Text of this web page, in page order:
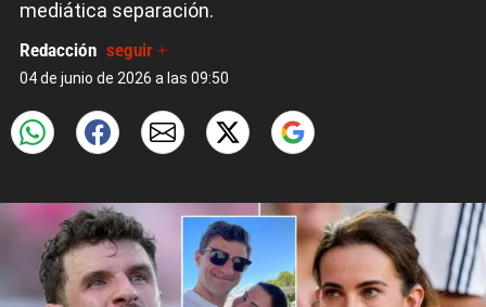
mediática separación.
Redacción seguir +
04 de junio de 2026 a las 09:50